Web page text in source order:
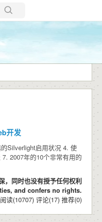
博客
前博客
开发
Silverlight启用状况 4. 使
2007年的10个非常有用的
，同时也没有授予任何权利
and confers no rights.
阅读(10707) 评论(17) 推荐(0)